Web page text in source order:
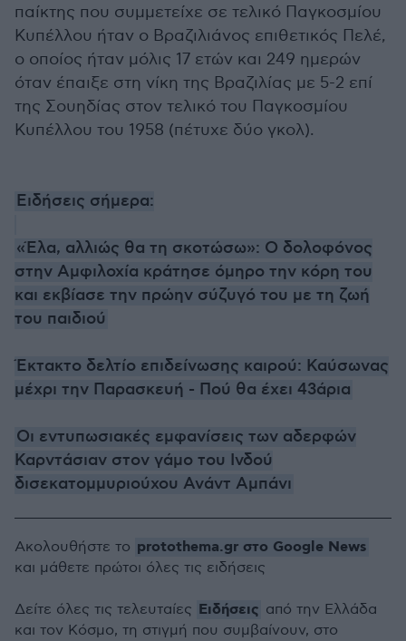
παίκτης που συμμετείχε σε τελικό Παγκοσμίου
Κυπέλλου ήταν ο Βραζιλιάνος επιθετικός Πελέ,
ο οποίος ήταν μόλις 17 ετών και 249 ημερών
όταν έπαιξε στη νίκη της Βραζιλίας με 5-2 επί
της Σουηδίας στον τελικό του Παγκοσμίου
Κυπέλλου του 1958 (πέτυχε δύο γκολ).
Ειδήσεις σήμερα:
«Έλα, αλλιώς θα τη σκοτώσω»: Ο δολοφόνος
στην Αμφιλοχία κράτησε όμηρο την κόρη του
και εκβίασε την πρώην σύζυγό του με τη ζωή
του παιδιού
Έκτακτο δελτίο επιδείνωσης καιρού: Καύσωνας
μέχρι την Παρασκευή - Πού θα έχει 43άρια
Οι εντυπωσιακές εμφανίσεις των αδερφών
Καρντάσιαν στον γάμο του Ινδού
δισεκατομμυριούχου Ανάντ Αμπάνι
Ακολουθήστε το protothema.gr στο Google News
και μάθετε πρώτοι όλες τις ειδήσεις
Δείτε όλες τις τελευταίες Ειδήσεις από την Ελλάδα
και τον Κόσμο, τη στιγμή που συμβαίνουν, στο